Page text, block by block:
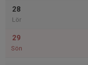
28
Lör
29
Sön